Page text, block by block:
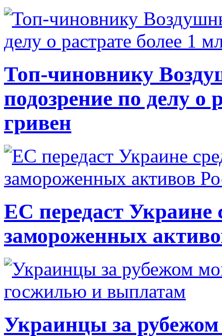
Топ-чиновнику
подозрение по делу о
гривен
ЕС передаст Украине
замороженных
Украинцы за рубежом